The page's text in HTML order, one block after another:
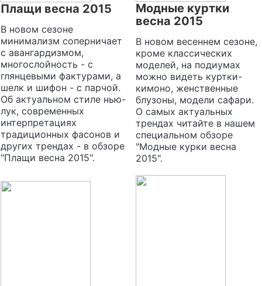
Плащи весна 2015
В новом сезоне
минимализм соперничает
с авангардизмом,
многослойность - с
глянцевыми фактурами, а
шелк и шифон - с парчой.
Об актуальном стиле нью-
лук, современных
интерпретациях
традиционных фасонов и
других трендах - в обзоре
"Плащи весна 2015".
Модные куртки
весна 2015
В новом весеннем сезоне,
кроме классических
моделей, на подиумах
можно видеть куртки-
кимоно, женственные
блузоны, модели сафари.
О самых актуальных
трендах читайте в нашем
специальном обзоре
"Модные курки весна
2015".